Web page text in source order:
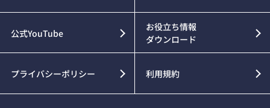
公式YouTube
お役立ち情報
ダウンロード
プライバシーポリシー 利用規約